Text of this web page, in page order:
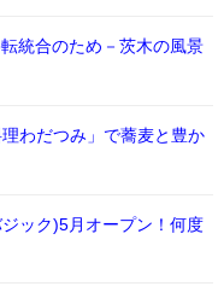
統合のため－茨木の風景
わだつみ」で蕎麦と豊か
ック)5月オープン！何度